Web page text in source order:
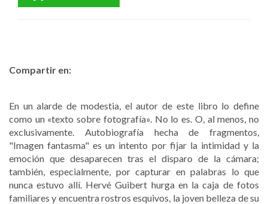
Compartir en:
En un alarde de modestia, el autor de este libro lo define
como un «texto sobre fotografía». No lo es. O, al menos, no
exclusivamente. Autobiografía hecha de fragmentos,
"Imagen fantasma" es un intento por fijar la intimidad y la
emoción que desaparecen tras el disparo de la cámara;
también, especialmente, por capturar en palabras lo que
nunca estuvo allí. Hervé Guibert hurga en la caja de fotos
familiares y encuentra rostros esquivos, la joven belleza de su